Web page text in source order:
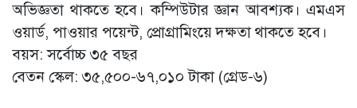
অভিজ্ঞতা থাকতে হবে। কম্পিউটার জ্ঞান আবশ্যক। এমএস
ওয়ার্ড, পাওয়ার পয়েন্ট, প্রোগ্রামিংয়ে দক্ষতা থাকতে হবে।
বয়স: সর্বোচ্চ ৩৫ বছর
বেতন স্কেল: ৩৫,৫০০-৬৭,০১০ টাকা (গ্রেড-৬)